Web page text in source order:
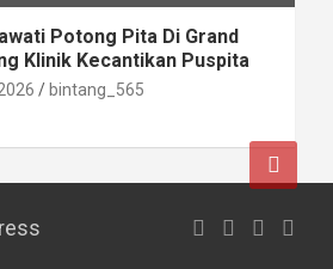
Potong Pita Di Grand
Klinik Kecantikan Puspita
bintang_565